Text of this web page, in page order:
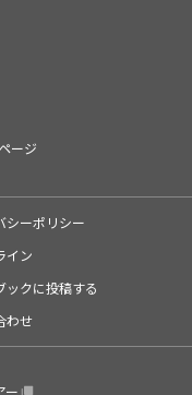
ージ
シーポリシー
イン
ックに投稿する
わせ
ー